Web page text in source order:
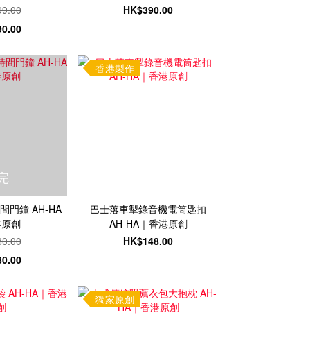
HK$390.00
門鐘 AH-HA
創
香港製作
巴士落車掣錄音機電筒匙扣
AH-HA｜香港原創
HK$148.00
獨家原創